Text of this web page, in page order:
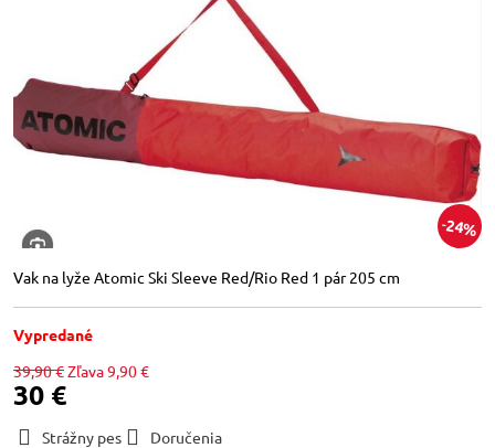
24%
Vak na lyže Atomic Ski Sleeve Red/Rio Red 1 pár 205 cm
Vypredané
39,90 €Zľava9,90 €
30 €
Strážny pes
Doručenia